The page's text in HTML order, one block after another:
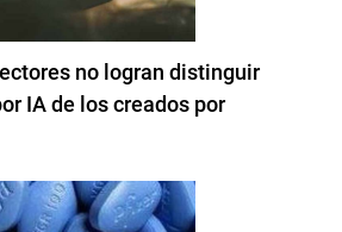
no logran distinguir
IA de los creados por